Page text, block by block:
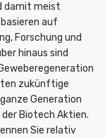
damit meist
auf
Forschung und
hinaus sind
zukünftige
Generation
Biotech Aktien.
Sie relativ